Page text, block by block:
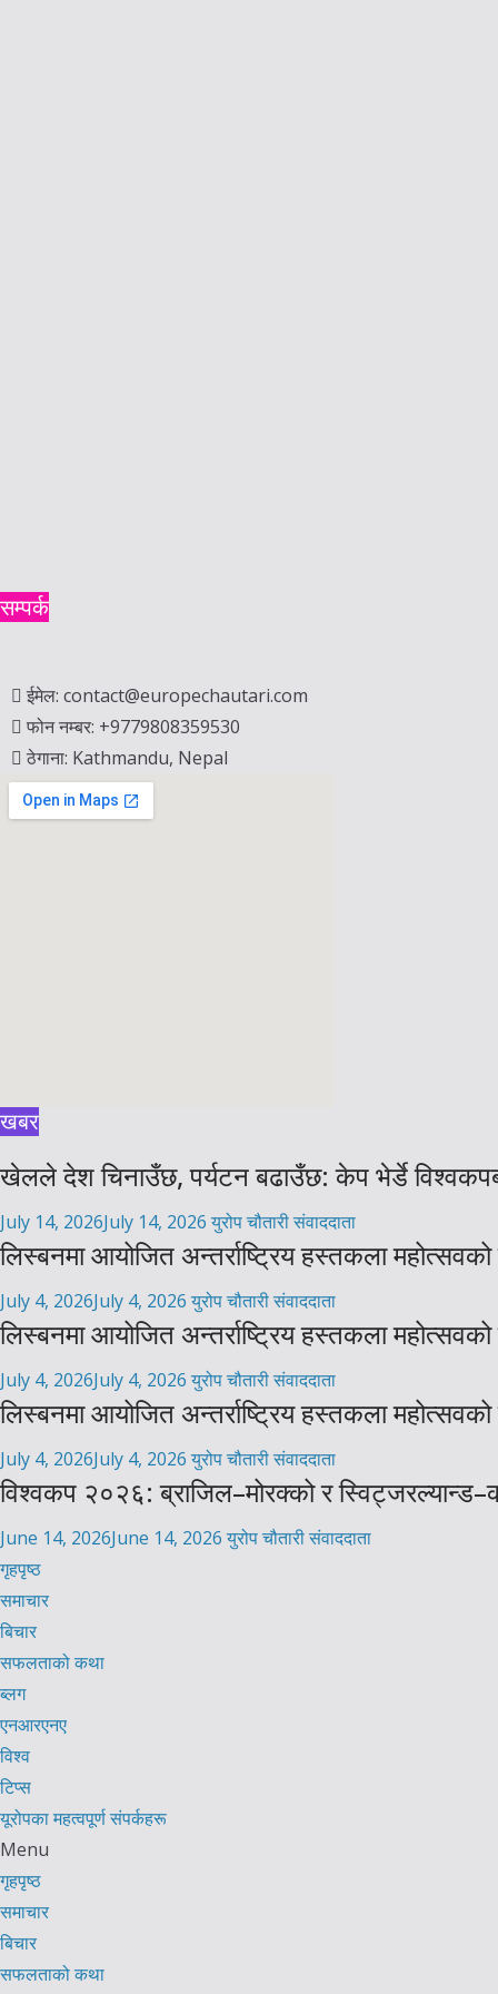
सम्पर्क
ईमेल: contact@europechautari.com
फोन नम्बर: +9779808359530
ठेगाना: Kathmandu, Nepal
खबर
खेलले देश चिनाउँछ, पर्यटन बढाउँछ: केप भेर्डे
July 14, 2026July 14, 2026 युरोप चौतारी संवाददाता
लिस्बनमा आयोजित अन्तर्राष्ट्रिय हस्तकला
July 4, 2026July 4, 2026 युरोप चौतारी संवाददाता
लिस्बनमा आयोजित अन्तर्राष्ट्रिय हस्तकला
July 4, 2026July 4, 2026 युरोप चौतारी संवाददाता
लिस्बनमा आयोजित अन्तर्राष्ट्रिय हस्तकला
July 4, 2026July 4, 2026 युरोप चौतारी संवाददाता
विश्वकप २०२६: ब्राजिल–मोरक्को र
June 14, 2026June 14, 2026 युरोप चौतारी संवाददाता
गृहपृष्ठ
समाचार
बिचार
सफलताको कथा
ब्लग
एनआरएनए
विश्व
टिप्स
यूरोपका महत्वपूर्ण संपर्कहरू
Menu
गृहपृष्ठ
समाचार
बिचार
सफलताको कथा